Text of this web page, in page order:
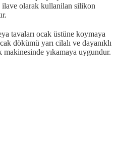
ilave olarak kullanilan silikon
tavaları ocak üstüne koymaya
dökümü yarı cilalı ve dayanıklı
makinesinde yıkamaya uygundur.